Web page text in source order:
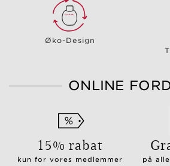
Øko-Design
ONLINE
15% rabat
kun for vores medlemmer på